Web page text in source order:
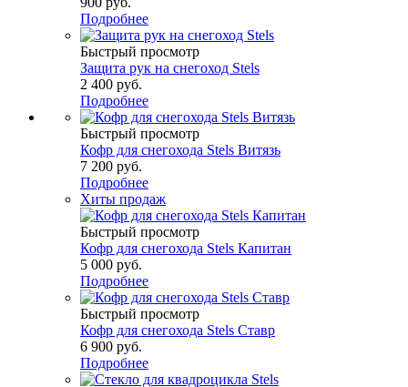
Подробнее
Быстрый просмотр
Защита рук на снегоход Stels
2 400 руб.
Подробнее
Быстрый просмотр
Кофр для снегохода Stels Витязь
7 200 руб.
Подробнее
Хиты продаж
Быстрый просмотр
Кофр для снегохода Stels Капитан
5 000 руб.
Подробнее
Быстрый просмотр
Кофр для снегохода Stels Ставр
6 900 руб.
Подробнее